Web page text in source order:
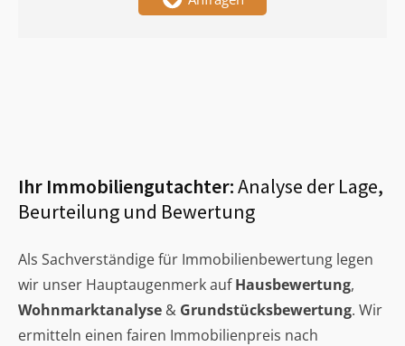
Ihr Immobiliengutachter:Analyse der Lage,
Beurteilung und Bewertung
Als Sachverständige für Immobilienbewertung legen
wir unser Hauptaugenmerk aufHausbewertung,
Wohnmarktanalyse & Grundstücksbewertung. Wir
ermitteln einen fairen Immobilienpreis nach